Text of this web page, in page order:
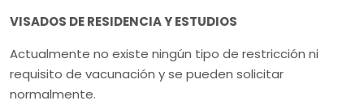
VISADOS DE RESIDENCIA Y ESTUDIOS
Actualmente no existe ningún tipo de restricción ni
requisito de vacunación y se pueden solicitar
normalmente.